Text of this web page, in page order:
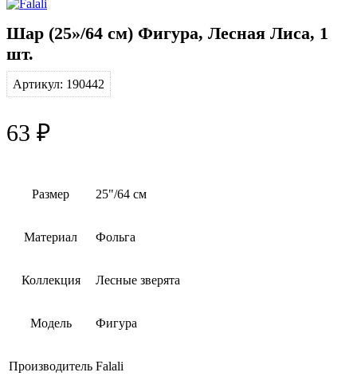
Шар (25»/64 см) Фигура, Лесная Лиса, 1
шт.
Артикул: 190442
63 ₽
Размер 25"/64 см
Материал Фольга
Коллекция Лесные зверята
Модель Фигура
Производитель Falali